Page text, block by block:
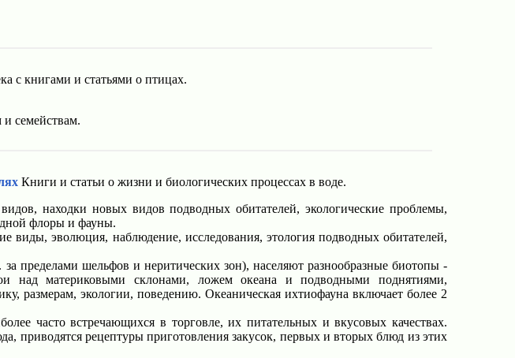
с книгами и статьями о птицах.
и семействам.
Книги и статьи о жизни и биологических процессах в воде.
находки новых видов подводных обитателей, экологические проблемы,
флоры и фауны.
виды, эволюция, наблюдение, исследования, этология подводных обитателей,
пределами шельфов и неритических зон), населяют разнообразные биотопы -
над материковыми склонами, ложем океана и подводными поднятиями,
размерам, экологии, поведению. Океаническая ихтиофауна включает более 2
часто встречающихся в торговле, их питательных и вкусовых качествах.
приводятся рецептуры приготовления закусок, первых и вторых блюд из этих